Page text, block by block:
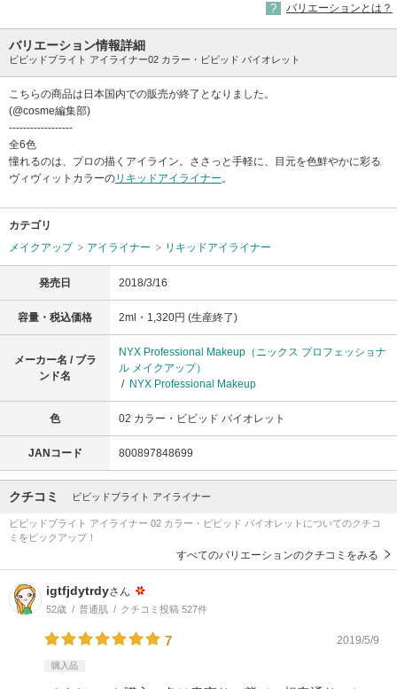
バリエーションとは？
バリエーション情報詳細
ビビッドブライト アイライナー02 カラー・ビビッド バイオレット
こちらの商品は日本国内での販売が終了となりました。
(@cosme編集部)
------------------
全6色
憧れるのは、プロの描くアイライン。ささっと手軽に、目元を色鮮やかに彩る
ヴィヴィットカラーのリキッドアイライナー。
カテゴリ
メイクアップ
アイライナー リキッドアイライナー
発売日 2018/3/16
容量・税込価格 2ml・1,320円 (生産終了)
メーカー名 / ブラ
ンド名
NYX Professional Makeup（ニックス プロフェッショナ
ル メイクアップ）
/ NYX Professional Makeup
色 02 カラー・ビビッド バイオレット
JANコード 800897848699
クチコミ ビビッドブライト アイライナー
ビビッドブライト アイライナー 02 カラー・ビビッド バイオレットについてのクチコ
ミをピックアップ！
すべてのバリエーションのクチコミをみる
igtfjdytrdyさん
52歳 普通肌 クチコミ投稿 527件
7 2019/5/9
購入品